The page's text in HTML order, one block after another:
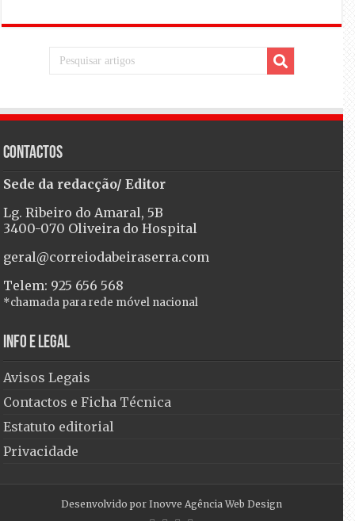
Contactos
Sede da redacção/ Editor
Lg. Ribeiro do Amaral, 5B
3400-070 Oliveira do Hospital
geral@correiodabeiraserra.com
Telem: 925 656 568
*chamada para rede móvel nacional
Info e Legal
Avisos Legais
Contactos e Ficha Técnica
Estatuto editorial
Privacidade
Desenvolvido por Inovve Agência Web Design